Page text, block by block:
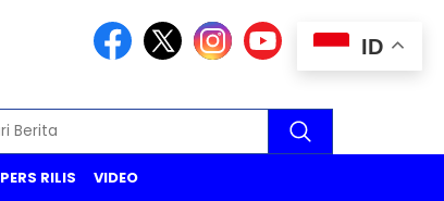
PERS RILIS VIDEO
ID